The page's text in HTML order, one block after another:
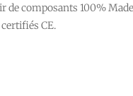
de composants 100%
CE.